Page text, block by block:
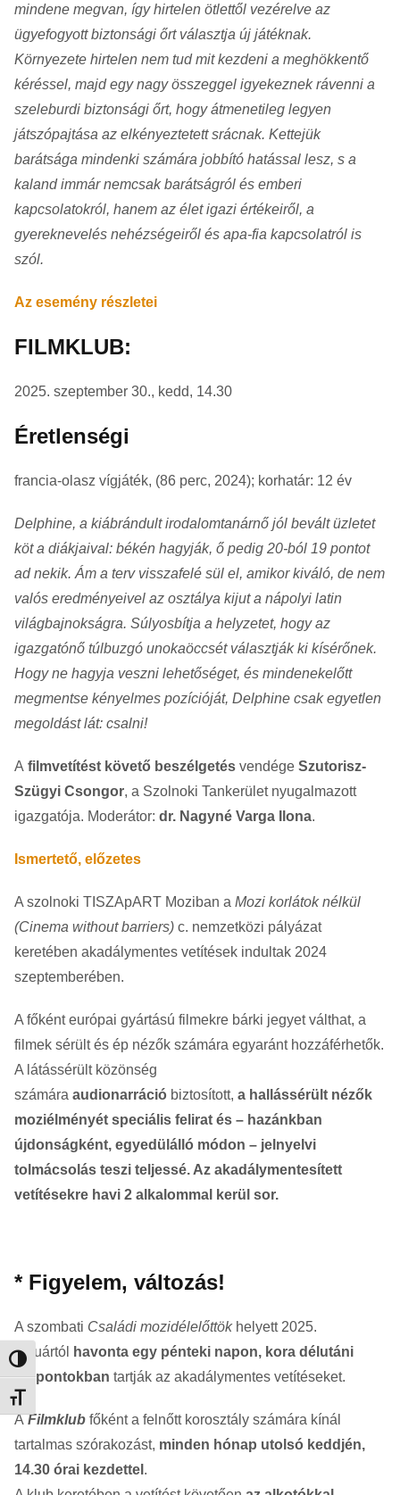
Nagy kontraszt váltása
Betűméret váltása
mindene megvan, így hirtelen ötlettől vezérelve az
ügyefogyott biztonsági őrt választja új játéknak.
Környezete hirtelen nem tud mit kezdeni a meghökkentő
kéréssel, majd egy nagy összeggel igyekeznek rávenni a
szeleburdi biztonsági őrt, hogy átmenetileg legyen
játszópajtása az elkényeztetett srácnak. Kettejük
barátsága mindenki számára jobbító hatással lesz, s a
kaland immár nemcsak barátságról és emberi
kapcsolatokról, hanem az élet igazi értékeiről, a
gyereknevelés nehézségeiről és apa-fia kapcsolatról is
szól.
Az esemény részletei
FILMKLUB:
2025. szeptember 30., kedd, 14.30
Éretlenségi
francia-olasz vígjáték, (86 perc, 2024); korhatár: 12 év
Delphine, a kiábrándult irodalomtanárnő jól bevált üzletet
köt a diákjaival: békén hagyják, ő pedig 20-ból 19 pontot
ad nekik. Ám a terv visszafelé sül el, amikor kiváló, de nem
valós eredményeivel az osztálya kijut a nápolyi latin
világbajnokságra. Súlyosbítja a helyzetet, hogy az
igazgatónő túlbuzgó unokaöccsét választják ki kísérőnek.
Hogy ne hagyja veszni lehetőséget, és mindenekelőtt
megmentse kényelmes pozícióját, Delphine csak egyetlen
megoldást lát: csalni!
A filmvetítést követő beszélgetés vendége Szutorisz-
Szügyi Csongor, a Szolnoki Tankerület nyugalmazott
igazgatója. Moderátor: dr. Nagyné Varga Ilona.
Ismertető, előzetes
A szolnoki TISZApART Moziban a Mozi korlátok nélkül
(Cinema without barriers) c. nemzetközi pályázat
keretében akadálymentes vetítések indultak 2024
szeptemberében.
A főként európai gyártású filmekre bárki jegyet válthat, a
filmek sérült és ép nézők számára egyaránt hozzáférhetők.
A látássérült közönség
számára audionarráció biztosított, a hallássérült nézők
moziélményét speciális felirat és – hazánkban
újdonságként, egyedülálló módon – jelnyelvi
tolmácsolás teszi teljessé. Az akadálymentesített
vetítésekre havi 2 alkalommal kerül sor.
* Figyelem, változás!
A szombati Családi mozidélelőttökhelyett 2025.
januártól
havonta egy pénteki napon, kora délutáni
időpontokban tartják az akadálymentes vetítéseket.
AFilmklub főként a felnőtt korosztály számára kínál
tartalmas szórakozást, minden hónap utolsó keddjén,
14.30 órai kezdettel .